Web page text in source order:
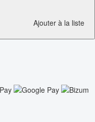
Ajouter à la liste